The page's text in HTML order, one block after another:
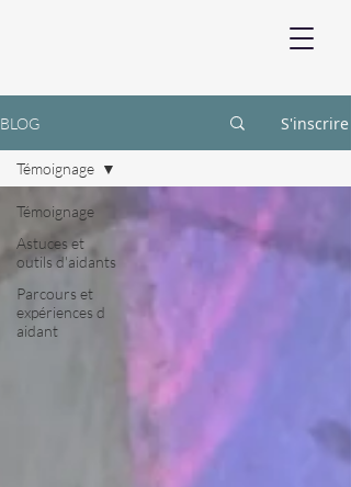
BLOG S'inscrire
Témoignage
Astuces et
outils d'aidants
Parcours et
expériences d
aidant
Témoignage